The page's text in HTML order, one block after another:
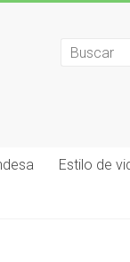
Estilo de